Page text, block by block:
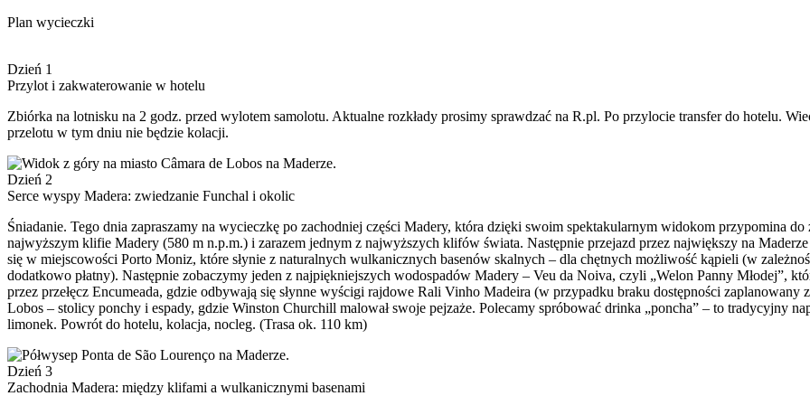
Plan wycieczki
Dzień 1
Przylot i zakwaterowanie w hotelu
Zbiórka na lotnisku na 2 godz. przed wylotem samolotu. Aktualne rozkłady prosimy sprawdzać na R.pl. Po przylocie transfer do hotelu.
przelotu w tym dniu nie będzie kolacji.
Dzień 2
Serce wyspy Madera: zwiedzanie Funchal i okolic
Śniadanie. Tego dnia zapraszamy na wycieczkę po zachodniej części Madery, która dzięki swoim spektakularnym widokom przypomina
najwyższym klifie Madery (580 m n.p.m.) i zarazem jednym z najwyższych klifów świata. Następnie przejazd przez największy na
się w miejscowości Porto Moniz, które słynie z naturalnych wulkanicznych basenów skalnych – dla chętnych możliwość kąpieli (w
dodatkowo płatny). Następnie zobaczymy jeden z najpiękniejszych wodospadów Madery – Veu da Noiva, czyli „Welon Panny Młodej”,
przez przełęcz Encumeada, gdzie odbywają się słynne wyścigi rajdowe Rali Vinho Madeira (w przypadku braku dostępności
Lobos – stolicy ponchy i espady, gdzie Winston Churchill malował swoje pejzaże. Polecamy spróbować drinka „poncha” – to tradycyjny
limonek. Powrót do hotelu, kolacja, nocleg. (Trasa ok. 110 km)
Dzień 3
Zachodnia Madera: między klifami a wulkanicznymi basenami